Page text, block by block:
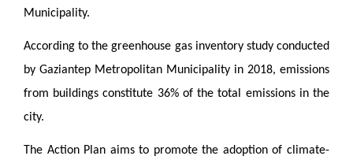
Municipality.
According to the greenhouse gas inventory study conducted
by Gaziantep Metropolitan Municipality in 2018, emissions
from buildings constitute 36% of the total emissions in the
city.
The Action Plan aims to promote the adoption of climate-